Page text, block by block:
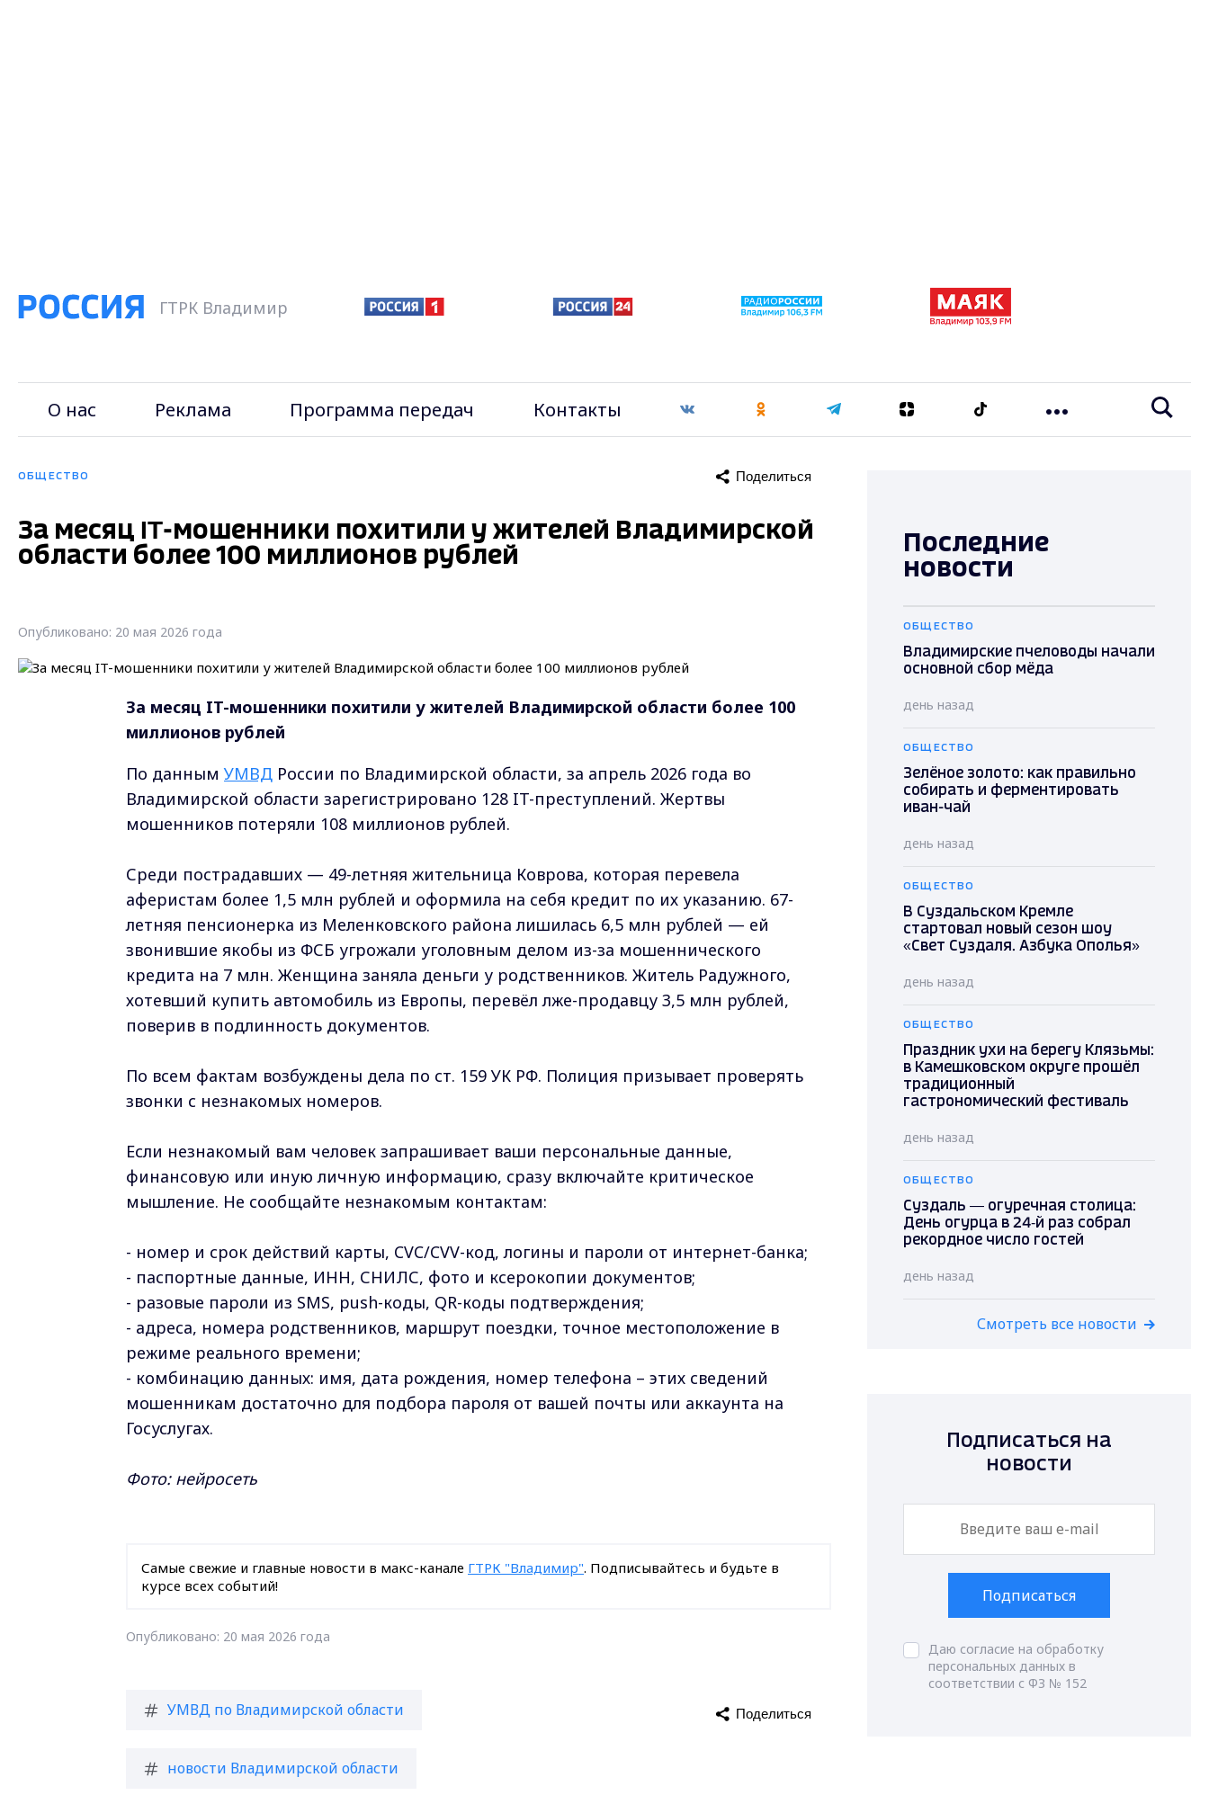
ГТРК Владимир
О нас Реклама Программа передач Контакты
ОБЩЕСТВО Поделиться
За месяц IT-мошенники похитили у жителей Владимирской
области более 100 миллионов рублей
Опубликовано: 20 мая 2026 года
За месяц IT-мошенники похитили у жителей Владимирской области более 100
миллионов рублей
По даннымУМВД России по Владимирской области, за апрель 2026 года во
Владимирской области зарегистрировано 128 IT-преступлений. Жертвы
мошенников потеряли 108 миллионов рублей.
Среди пострадавших — 49-летняя жительница Коврова, которая перевела
аферистам более 1,5 млн рублей и оформила на себя кредит по их указанию. 67-
летняя пенсионерка из Меленковского района лишилась 6,5 млн рублей — ей
звонившие якобы из ФСБ угрожали уголовным делом из-за мошеннического
кредита на 7 млн. Женщина заняла деньги у родственников. Житель Радужного,
хотевший купить автомобиль из Европы, перевёл лже-продавцу 3,5 млн рублей,
поверив в подлинность документов.
По всем фактам возбуждены дела по ст. 159 УК РФ. Полиция призывает проверять
звонки с незнакомых номеров.
Если незнакомый вам человек запрашивает ваши персональные данные,
финансовую или иную личную информацию, сразу включайте критическое
мышление. Не сообщайте незнакомым контактам:
- номер и срок действий карты, CVC/CVV-код, логины и пароли от интернет-банка;
- паспортные данные, ИНН, СНИЛС, фото и ксерокопии документов;
- разовые пароли из SMS, push-коды, QR-коды подтверждения;
- адреса, номера родственников, маршрут поездки, точное местоположение в
режиме реального времени;
- комбинацию данных: имя, дата рождения, номер телефона – этих сведений
мошенникам достаточно для подбора пароля от вашей почты или аккаунта на
Госуслугах.
Фото: нейросеть
Самые свежие и главные новости в макс-канале ГТРК "Владимир". Подписывайтесь и будьте в
курсе всех событий!
Опубликовано: 20 мая 2026 года
УМВД по Владимирской области
новости Владимирской области
Поделиться
Последние
новости
ОБЩЕСТВО
Владимирские пчеловоды начали
основной сбор мёда
день назад
ОБЩЕСТВО
Зелёное золото: как правильно
собирать и ферментировать
иван-чай
день назад
ОБЩЕСТВО
В Суздальском Кремле
стартовал новый сезон шоу
«Свет Суздаля. Азбука Ополья»
день назад
ОБЩЕСТВО
Праздник ухи на берегу Клязьмы:
в Камешковском округе прошёл
традиционный
гастрономический фестиваль
день назад
ОБЩЕСТВО
Суздаль — огуречная столица:
День огурца в 24‑й раз собрал
рекордное число гостей
день назад
Смотреть все новости
Подписаться на
новости
Подписаться
Даю согласие на обработку
персональных данных в
соответствии с ФЗ № 152